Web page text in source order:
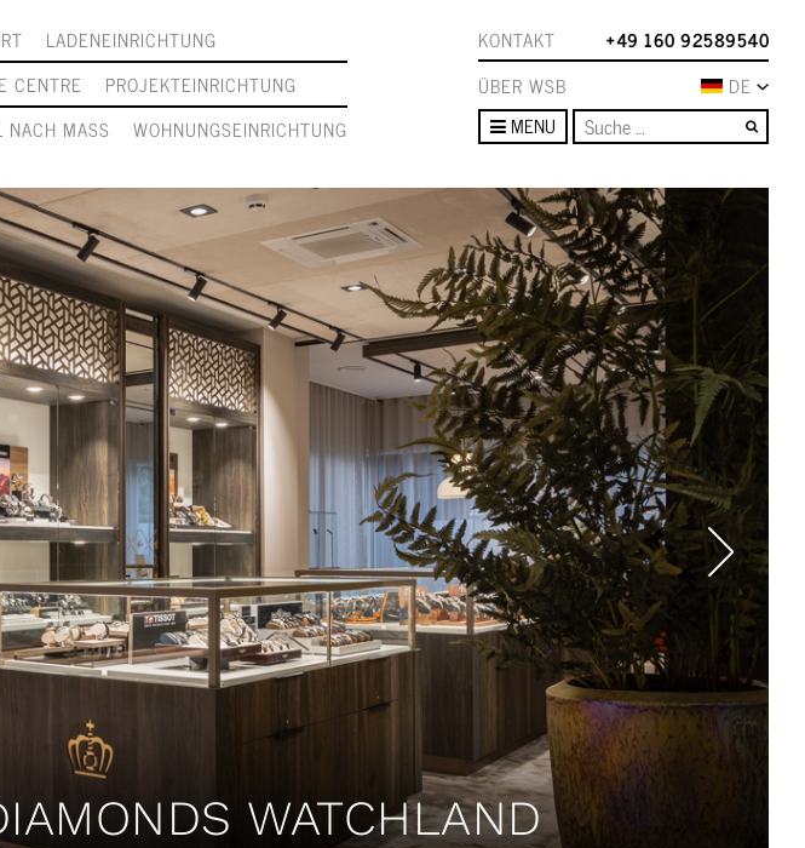
LADENEINRICHTUNG
CENTRE
PROJEKTEINRICHTUNG
MASS WOHNUNGSEINRICHTUNG
KONTAKT
+49 160 92589540
ÜBER WSB
DE
MENU
WATCHLAND